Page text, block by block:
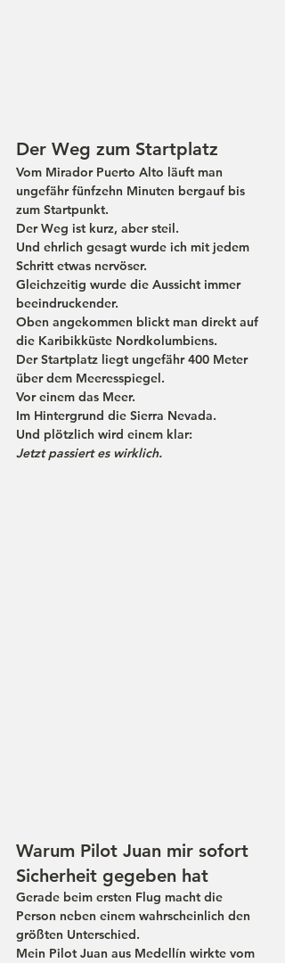
Der Weg zum Startplatz
Vom Mirador Puerto Alto läuft man
ungefähr fünfzehn Minuten bergauf bis
zum Startpunkt.
Der Weg ist kurz, aber steil.
Und ehrlich gesagt wurde ich mit jedem
Schritt etwas nervöser.
Gleichzeitig wurde die Aussicht immer
beeindruckender.
Oben angekommen blickt man direkt auf
die Karibikküste Nordkolumbiens.
Der Startplatz liegt ungefähr 400 Meter
über dem Meeresspiegel.
Vor einem das Meer.
Im Hintergrund die Sierra Nevada.
Und plötzlich wird einem klar:
Jetzt passiert es wirklich.
Warum Pilot Juan mir sofort
Sicherheit gegeben hat
Gerade beim ersten Flug macht die
Person neben einem wahrscheinlich den
größten Unterschied.
Mein Pilot Juan aus Medellín wirkte vom